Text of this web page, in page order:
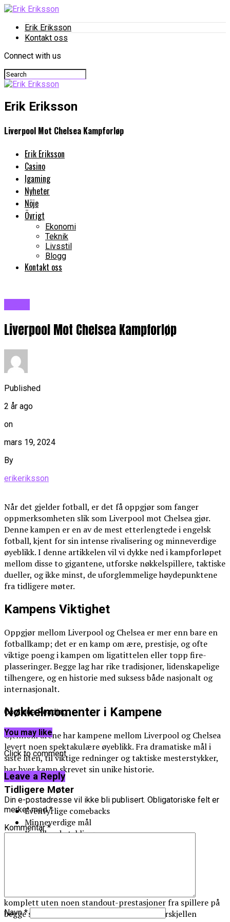
Erik Eriksson
Kontakt oss
Connect with us
Erik Eriksson
Liverpool Mot Chelsea Kampforløp
Erik Eriksson
Casino
Igaming
Nyheter
Nöje
Övrigt
Ekonomi
Teknik
Livsstil
Blogg
Kontakt oss
Liverpool Mot Chelsea Kampforløp
Published
2 år ago
on
mars 19, 2024
By
erikeriksson
Når det gjelder fotball, er det få oppgjør som fanger
oppmerksomheten slik som Liverpool mot Chelsea gjør.
Denne kampen er en av de mest etterlengtede i engelsk
fotball, kjent for sin intense rivalisering og minneverdige
øyeblikk. I denne artikkelen vil vi dykke ned i kampforløpet
mellom disse to gigantene, utforske nøkkelspillere, taktiske
dueller, og ikke minst, de uforglemmelige høydepunktene
fra tidligere møter.
Kampens Viktighet
Oppgjør mellom Liverpool og Chelsea er mer enn bare en
fotballkamp; det er en kamp om ære, prestisje, og ofte
viktige poeng i kampen om ligatittelen eller topp fire-
plasseringer. Begge lag har rike tradisjoner, lidenskapelige
tilhengere, og en historie med suksess både nasjonalt og
internasjonalt.
Nøkkelmomenter i Kampene
Gjennom årene har kampene mellom Liverpool og Chelsea
levert noen spektakulære øyeblikk. Fra dramatiske mål i
siste liten, til viktige redninger og taktiske mesterstykker,
har hver kamp skrevet sin unike historie.
Tidligere Møter
Eventyrlige comebacks
Minneverdige mål
Knallharde taklinger
komplett uten noen standout-prestasjoner fra spillere på
begge sider. Disse spillerne har ofte vært forskjellen
Continue Reading
You may like
Click to comment
Leave a Reply
Din e-postadresse vil ikke bli publisert. Obligatoriske felt er
merket med*
Kommentar*
Navn*